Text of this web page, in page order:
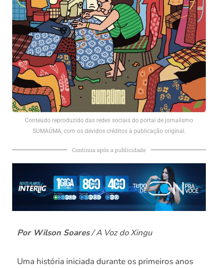
Conteúdo reproduzido das redes sociais do portal de jornalismo
SUMAÚMA, com os devidos créditos à publicação original.
Continua após a publicidade
Por Wilson Soares/ A Voz do Xingu
Uma história iniciada durante os primeiros anos